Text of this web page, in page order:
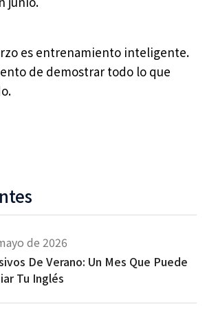
es entrenamiento inteligente.
de demostrar todo lo que
de 2026
De Verano: Un Mes Que Puede
Tu Inglés